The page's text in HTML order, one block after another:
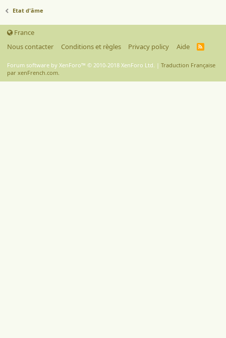
Etat d'âme
France
Nous contacter
Conditions et règles Privacy policy Aide
R
S
Forum software by XenForo™ © 2010-2018 XenForo Ltd. | Traduction Française
par xenFrench.com.